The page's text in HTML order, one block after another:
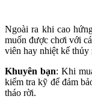
Ngoài ra khi cao
muốn được chơi với
viên hay nhiệt kế thủy
Khuyên bạn: Khi
kiểm tra kỹ để đảm
tháo rời.